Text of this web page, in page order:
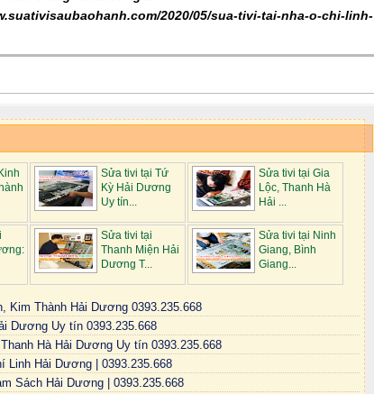
2020/05/sua-tivi-tai-nha-o-chi-linh-
Sửa tivi tại Tứ
Kỳ Hải Dương
Uy tín...
Sửa tivi tại Gia
Lộc, Thanh Hà
Hải ...
Sửa tivi tại
Thanh Miện Hải
Dương T...
Sửa tivi tại Ninh
Giang, Bình
Giang...
Kim Thành Hải Dương 0393.235.668
Dương Uy tín 0393.235.668
Hà Hải Dương Uy tín 0393.235.668
Linh Hải Dương | 0393.235.668
Sách Hải Dương | 0393.235.668